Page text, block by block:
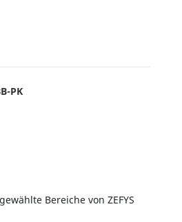
PK
Bereiche von ZEFYS